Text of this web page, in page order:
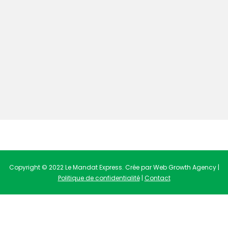
Copyright © 2022 Le Mandat Express. Crée par Web Growth Agency |
Politique de confidentialité| Contact